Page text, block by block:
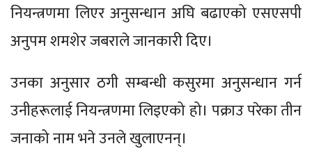
नियन्त्रणमा लिएर अनुसन्धान अघि बढाएको एसएसपी
अनुपम शमशेर जबराले जानकारी दिए।
उनका अनुसार ठगी सम्बन्धी कसुरमा अनुसन्धान गर्न
उनीहरूलाई नियन्त्रणमा लिइएको हो। पक्राउ परेका तीन
जनाको नाम भने उनले खुलाएनन्।